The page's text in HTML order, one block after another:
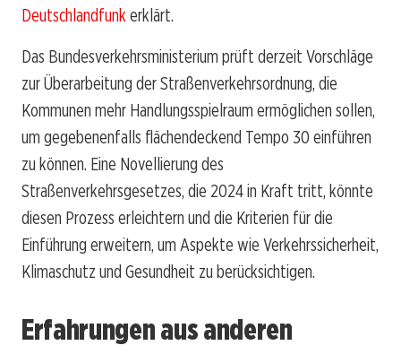
Deutschlandfunk erklärt.
Das Bundesverkehrsministerium prüft derzeit Vorschläge
zur Überarbeitung der Straßenverkehrsordnung, die
Kommunen mehr Handlungsspielraum ermöglichen sollen,
um gegebenenfalls flächendeckend Tempo 30 einführen
zu können. Eine Novellierung des
Straßenverkehrsgesetzes, die 2024 in Kraft tritt, könnte
diesen Prozess erleichtern und die Kriterien für die
Einführung erweitern, um Aspekte wie Verkehrssicherheit,
Klimaschutz und Gesundheit zu berücksichtigen.
Erfahrungen aus anderen